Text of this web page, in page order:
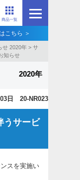
商品一覧
こちら ＞
せ 2020年 > サ
知らせ
2020年
日 20-NR023
うサービ
スを実施い